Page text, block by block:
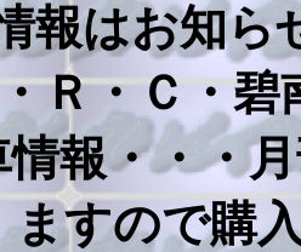
はお知ら
Ｒ・Ｃ・碧
報・・・月
ますので購